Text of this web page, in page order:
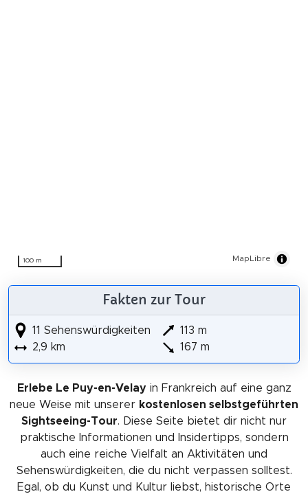
100 m MapLibre
Fakten zur Tour
11 Sehenswürdigkeiten
2,9 km
113 m
167 m
Erlebe Le Puy-en-Velayin Frankreich auf eine ganz
neue Weise mit unserer kostenlosen selbstgeführten
Sightseeing-Tour. Diese Seite bietet dir nicht nur
praktische Informationen und Insidertipps, sondern
auch eine reiche Vielfalt an Aktivitäten und
Sehenswürdigkeiten, die du nicht verpassen solltest.
Egal, ob du Kunst und Kultur liebst, historische Orte